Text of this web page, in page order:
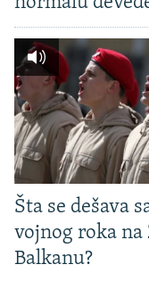
Šta se dešava
vojnog roka na
Balkanu?